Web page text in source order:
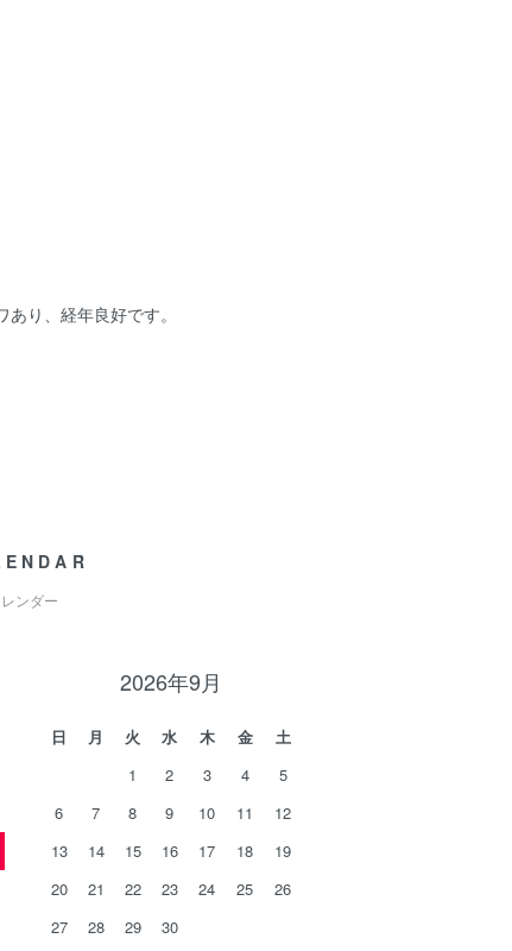
り、経年良好です。
ンダー
2026年9月
日 月 火 水 木 金
土
1
2 3 4
5
6
7 8 9 10 11
12
13
14 15 16 17 18
19
20
21 22 23 24 25
26
27
28 29 30